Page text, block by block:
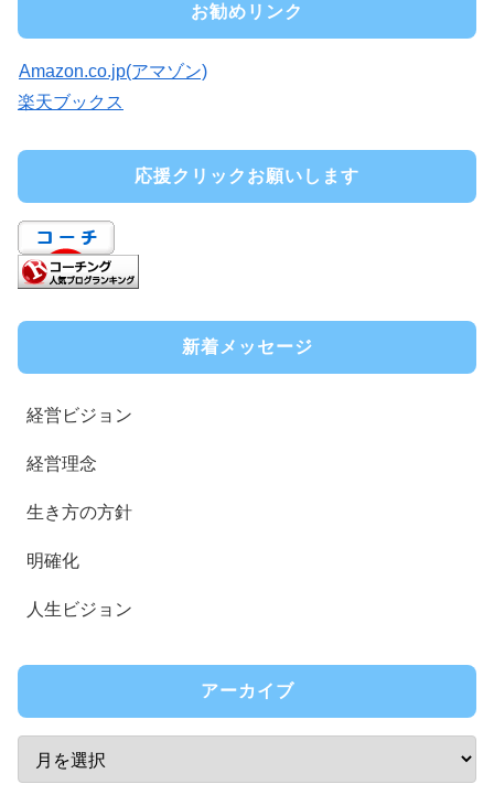
お勧めリンク
Amazon.co.jp(アマゾン)
楽天ブックス
応援クリックお願いします
新着メッセージ
経営ビジョン
経営理念
生き方の方針
明確化
人生ビジョン
アーカイブ